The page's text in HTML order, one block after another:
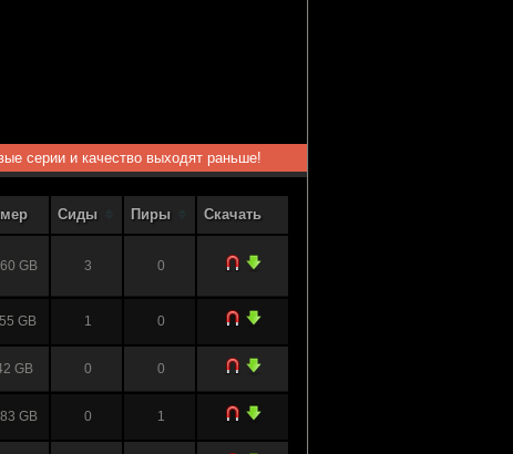
серии и качество выходят раньше!
Сиды Пиры Скачать
GB 3 0
GB 1 0
GB 0 0
GB 0 1